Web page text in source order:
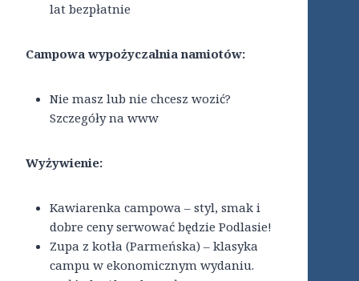
lat bezpłatnie
Campowa wypożyczalnia namiotów:
Nie masz lub nie chcesz wozić?
Szczegóły na www
Wyżywienie:
Kawiarenka campowa – styl, smak i
dobre ceny serwować będzie Podlasie!
Zupa z kotła (Parmeńska) – klasyka
campu w ekonomicznym wydaniu.